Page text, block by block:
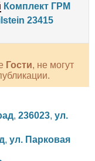
Комплект ГРМ
23415
Гости, не могут
, 236023, ул.
, ул. Парковая